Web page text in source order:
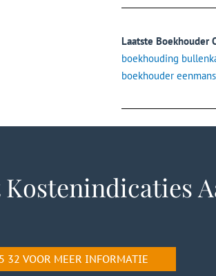
Laatste Boekhouder
boekhouding
boekhouder
32 VOOR MEER INFORMATIE